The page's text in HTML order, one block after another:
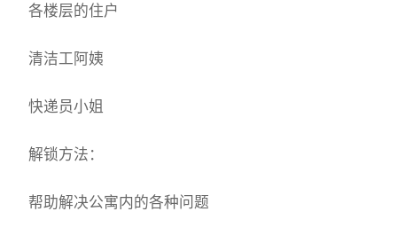
各楼层的住户
清洁工阿姨
快递员小姐
解锁方法：
帮助解决公寓内的各种问题